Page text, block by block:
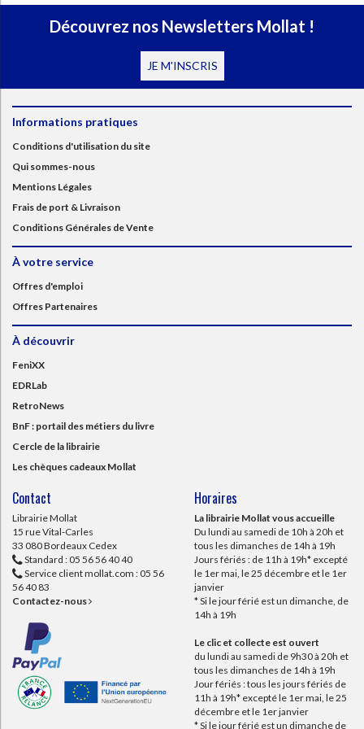
Découvrez nos Newsletters Mollat !
JE M'INSCRIS
Informations pratiques
Conditions d'utilisation du site
Qui sommes-nous
Mentions Légales
Frais de port & Livraison
Conditions Générales de Vente
À votre service
Offres d'emploi
Offres Partenaires
À découvrir
FeniXX
EDRLab
RetroNews
BnF : portail des métiers du livre
Cercle de la librairie
Les chèques cadeaux Mollat
Contact
Librairie Mollat
15 rue Vital-Carles
33 080 Bordeaux Cedex
Standard : 05 56 56 40 40
Service client mollat.com : 05 56
56 40 83
Contactez-nous
Horaires
La librairie Mollat vous accueille
Du lundi au samedi de 10h à 20h et
tous les dimanches de 14h à 19h
Jours fériés : de 11h à 19h* excepté
le 1er mai, le 25 décembre et le 1er
janvier
* Si le jour férié est un dimanche, de
14h à 19h
Le clic et collecte est ouvert
du lundi au samedi de 9h30 à 20h et
tous les dimanches de 14h à 19h
Jour fériés : tous les jours fériés de
11h à 19h* excepté le 1er mai, le 25
décembre et le 1er janvier
* Si le jour férié est un dimanche de